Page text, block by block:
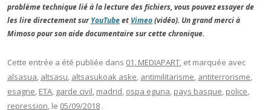
problème technique lié à la lecture des fichiers, vous pouvez essayer de
les lire directement surYouTubeet Vimeo(vidéo). Un grand merci à
Mimoso pour son aide documentaire sur cette chronique.
Cette entrée a été publiée dans 01. MEDIAPART, et marquée avec
alsasua, altsasu, altsasukoak aske, antimilitarisme, antiterrorisme,
esagne, ETA, garde civil, madrid, ospa eguna, pays basque, police,
repression, le 05/09/2018 .